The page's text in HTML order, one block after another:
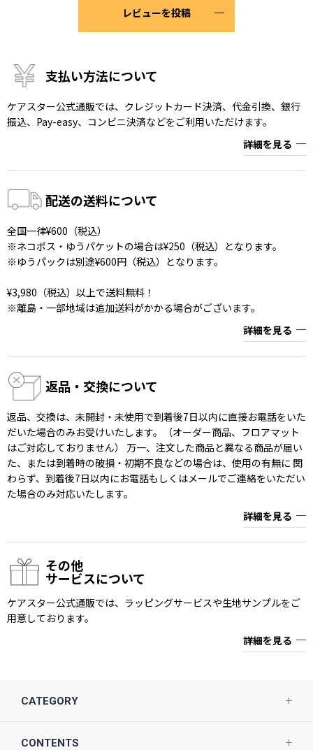
レビューを投稿
支払い方法について
ケアスター公式通販では、クレジットカード決済、代金引換、銀行
振込、Pay-easy、コンビニ決済などをご利用いただけます。
詳細を見る
配送の送料について
全国一律¥600（税込）
※ネコポス・ゆうパケットの場合は¥250（税込）となります。
※ゆうパックは別途¥600円（税込）となります。
¥3,980（税込）以上で送料無料！
※離島・一部地域は追加送料がかかる場合がございます。
詳細を見る
返品・交換について
返品、交換は、未開封・未使用で到着後7日以内に直接お電話をいた
だいた場合のみお受けいたします。（オーダー商品、フロアマット
はご対応しておりません） 万一、注文した商品と異なる商品が届い
た、または到着時の破損・初期不良などの場合は、使用の有無に 関
わらず、到着後7日以内にお電話もしくはメールでご連絡をいただい
た場合のみ対応いたします。
詳細を見る
その他
サービスについて
ケアスター公式通販では、ラッピングサービスや生地サンプルをご
用意しております。
詳細を見る
CATEGORY
CONTENTS